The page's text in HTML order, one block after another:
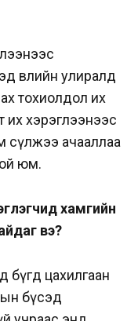
өвлийн улиралд
тохиолдол их
их хэрэглээнээс
сүлжээ ачааллаа
юм.
хамгийн
вэ?
цахилгаан
бүсэд